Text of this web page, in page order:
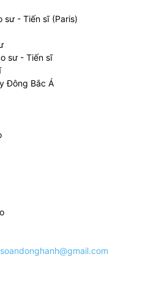
sư - Tiến sĩ (Paris)
sư - Tiến sĩ
Đông Bắc Á